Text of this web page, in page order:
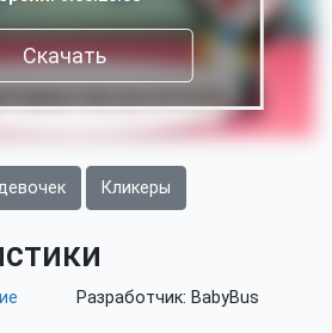
Скачать
Кликеры
Разработчик: BabyBus